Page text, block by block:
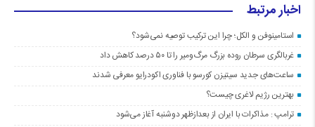
اخبار مرتبط
استامینوفن و الکل؛ چرا این ترکیب توصیه نمی‌شود؟
غربالگری سرطان روده بزرگ مرگ‌ومیر را تا ۵۰ درصد کاهش داد
ساعت‌های جدید سیتیزن کورسو با فناوری اکودرایو معرفی شدند
بهترین رژیم لاغری چیست؟
ترامپ : مذاکرات با ایران از بعدازظهر دوشنبه آغاز می‌شود